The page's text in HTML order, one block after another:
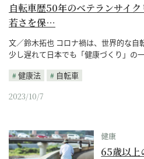
自転車歴50年のベテランサイ
若さを保…
文／鈴木拓也 コロナ禍は、世界的な自
少し遅れて日本でも「健康づくり」の
健康法
自転車
2023/10/7
健康
65歳以上